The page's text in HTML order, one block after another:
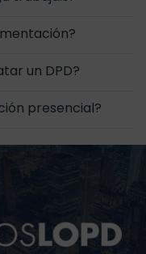
un DPD?
presencial?